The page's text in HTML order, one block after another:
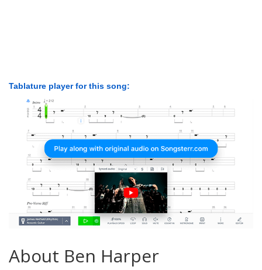
Tablature player for this song:
About Ben Harper